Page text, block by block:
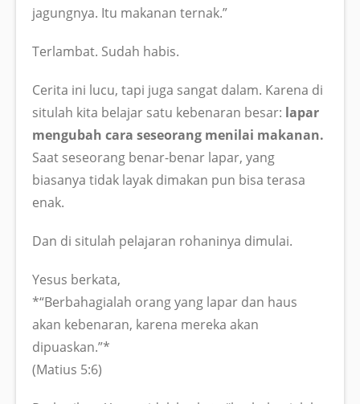
jagungnya. Itu makanan ternak.”
Terlambat. Sudah habis.
Cerita ini lucu, tapi juga sangat dalam. Karena di
situlah kita belajar satu kebenaran besar: lapar
mengubah cara seseorang menilai makanan.
Saat seseorang benar-benar lapar, yang
biasanya tidak layak dimakan pun bisa terasa
enak.
Dan di situlah pelajaran rohaninya dimulai.
Yesus berkata,
*“Berbahagialah orang yang lapar dan haus
akan kebenaran, karena mereka akan
dipuaskan.”*
(Matius 5:6)